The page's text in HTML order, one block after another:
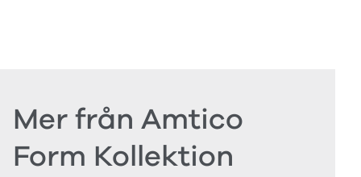
Mer från Amtico
Form Kollektion